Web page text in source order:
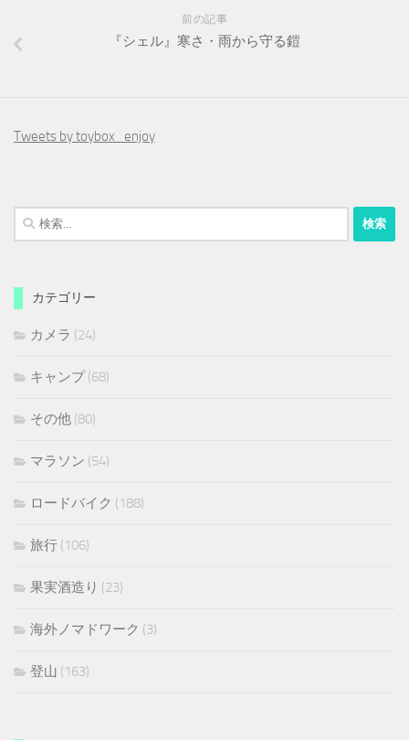
前の記事
『シェル』寒さ・雨から守る鎧
Tweets by toybox_enjoy
検
索:
カテゴリー
カメラ (24)
キャンプ(68)
その他 (80)
マラソン (54)
ロードバイク (188)
旅行 (106)
果実酒造り (23)
海外ノマドワーク (3)
登山 (163)